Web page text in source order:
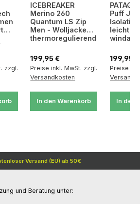
zzgl.
ICEBREAKER
Merino 260
Quantum LS Zip
Men - Wolljacke
thermoregulierend
geruchsabweisend
Regulärer Preis:
199,95 €
Preise inkl. MwSt. zzgl.
Versandkosten
In den Warenkorb
Puff
leicht,
199,95 €
Preise
In den
Versand (EU) ab 50€
und Beratung unter: